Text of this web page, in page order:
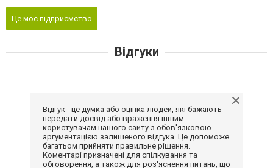
Це моє підприємство
Відгуки
Відгук - це думка або оцінка людей, які бажають
передати досвід або враження іншим
користувачам нашого сайту з обов'язковою
аргументацією залишеного відгука. Це допоможе
багатьом прийняти правильне рішення.
Коментарі призначені для спілкування та
обговорення, а також для роз'яснення питань, що